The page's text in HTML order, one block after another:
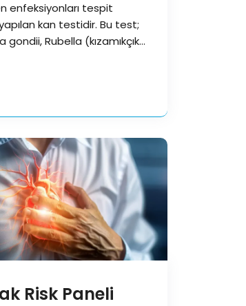
enfeksiyonları tespit
kan testidir. Bu test;
gondii, Rubella (kızamıkçık),
Risk Paneli